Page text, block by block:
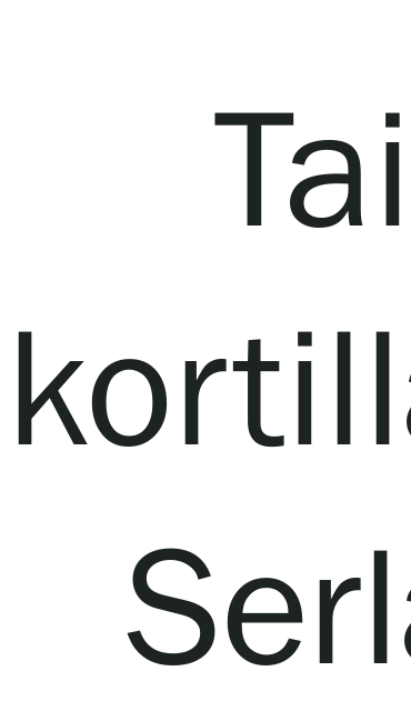
Ravintola Gösta
Serlachius Taidesauna
Vastuullisuus
Esteettömyys